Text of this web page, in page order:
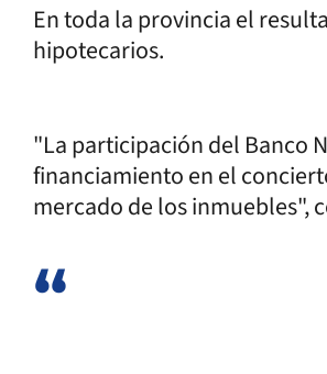
En toda la provincia el
hipotecarios.
"La participación del Banco
financiamiento en el
mercado de los inmuebles",